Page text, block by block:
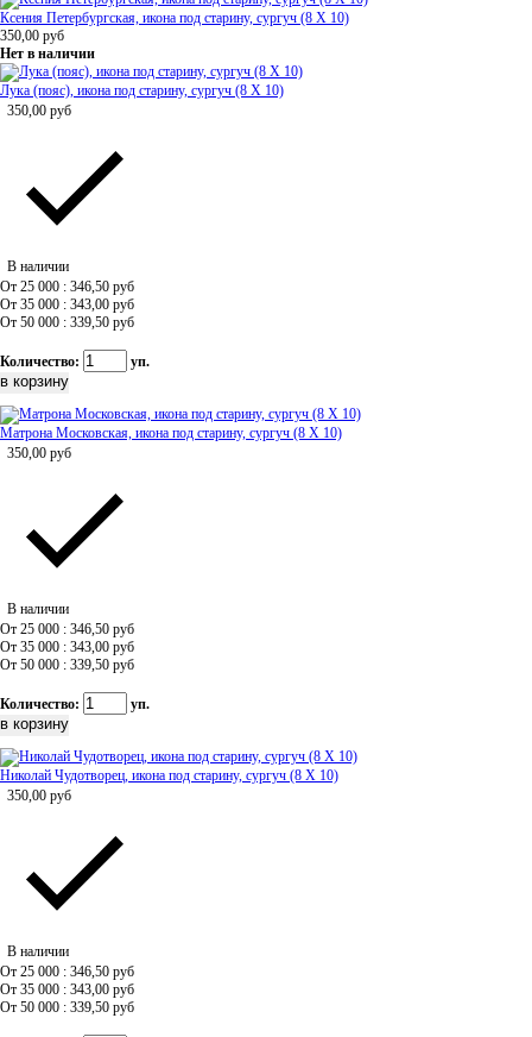
Ксения Петербургская, икона под старину, сургуч (8 Х 10)
350,00 руб
Нет в наличии
Лука (пояс), икона под старину, сургуч (8 Х 10)
350,00 руб
В наличии
От 25 000 : 346,50 руб
От 35 000 : 343,00 руб
От 50 000 : 339,50 руб
Количество: уп.
Матрона Московская, икона под старину, сургуч (8 Х 10)
350,00 руб
В наличии
От 25 000 : 346,50 руб
От 35 000 : 343,00 руб
От 50 000 : 339,50 руб
Количество: уп.
Николай Чудотворец, икона под старину, сургуч (8 Х 10)
350,00 руб
В наличии
От 25 000 : 346,50 руб
От 35 000 : 343,00 руб
От 50 000 : 339,50 руб